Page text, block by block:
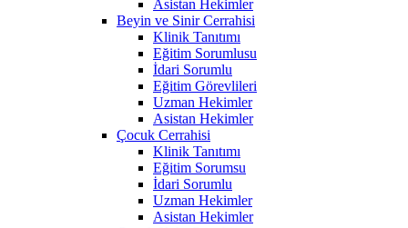
Asistan Hekimler
Beyin ve Sinir Cerrahisi
Klinik Tanıtımı
Eğitim Sorumlusu
İdari Sorumlu
Eğitim Görevlileri
Uzman Hekimler
Asistan Hekimler
Çocuk Cerrahisi
Klinik Tanıtımı
Eğitim Sorumsu
İdari Sorumlu
Uzman Hekimler
Asistan Hekimler